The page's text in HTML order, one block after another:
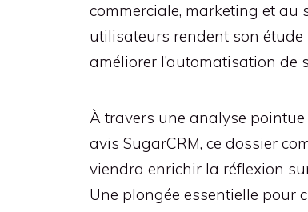
commerciale, marketing et au
utilisateurs rendent son
améliorer l’automatisation de
À travers une analyse
avis SugarCRM, ce dossier
viendra enrichir la réflexion sur
Une plongée essentielle pour